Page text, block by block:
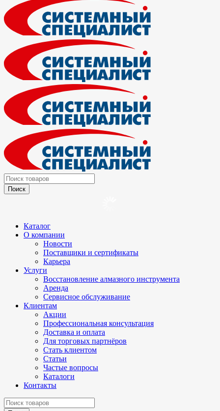
Каталог
О компании
Новости
Поставщики и сертификаты
Карьера
Услуги
Восстановление алмазного инструмента
Аренда
Сервисное обслуживание
Клиентам
Акции
Профессиональная консультация
Доставка и оплата
Для торговых партнёров
Стать клиентом
Статьи
Частые вопросы
Каталоги
Контакты